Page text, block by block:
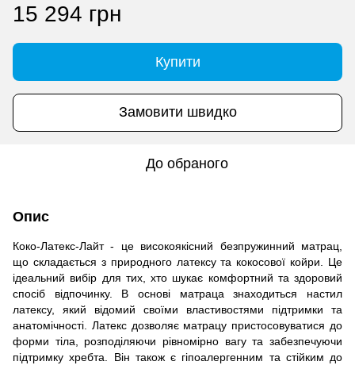
15 294 грн
Купити
Замовити швидко
До обраного
Опис
Коко-Латекс-Лайт - це високоякісний безпружинний матрац,
що складається з природного латексу та кокосової койри. Це
ідеальний вибір для тих, хто шукає комфортний та здоровий
спосіб відпочинку. В основі матраца знаходиться настил
латексу, який відомий своїми властивостями підтримки та
анатомічності. Латекс дозволяє матрацу пристосовуватися до
форми тіла, розподіляючи рівномірно вагу та забезпечуючи
підтримку хребта. Він також є гіпоалергенним та стійким до